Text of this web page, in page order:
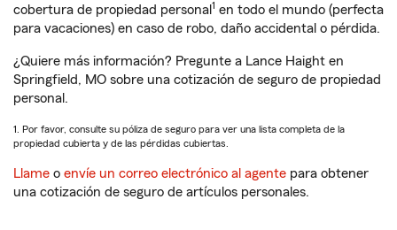
cobertura de propiedad personal 1 en todo el mundo (perfecta
para vacaciones) en caso de robo, daño accidental o pérdida.
¿Quiere más información? Pregunte a Lance Haight en
Springfield, MO sobre una cotización de seguro de propiedad
personal.
1. Por favor, consulte su póliza de seguro para ver una lista completa de la
propiedad cubierta y de las pérdidas cubiertas.
Llame o envíe un correo electrónico al agente para obtener
una cotización de seguro de artículos personales.